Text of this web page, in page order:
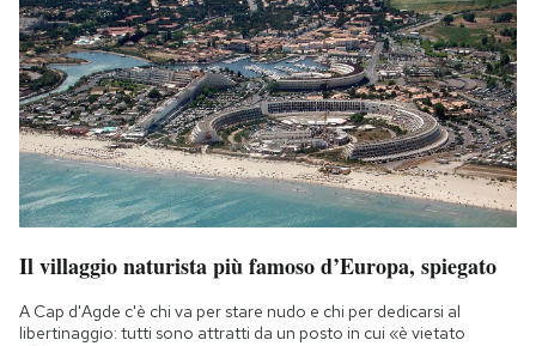
Il villaggio naturista più famoso d’Europa, spiegato
A Cap d'Agde c'è chi va per stare nudo e chi per dedicarsi al
libertinaggio: tutti sono attratti da un posto in cui «è vietato